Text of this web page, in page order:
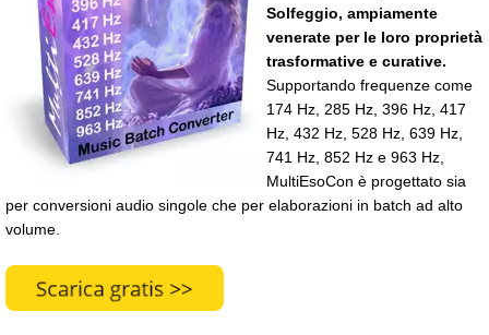
Solfeggio, ampiamente
venerate per le loro proprietà
trasformative e curative.
Supportando frequenze come
174 Hz, 285 Hz, 396 Hz, 417
Hz, 432 Hz, 528 Hz, 639 Hz,
741 Hz, 852 Hz e 963 Hz,
MultiEsoCon è progettato sia
per conversioni audio singole che per elaborazioni in batch ad alto
volume.